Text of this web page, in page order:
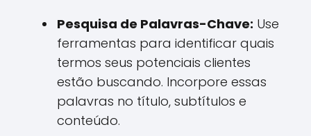
Pesquisa de Palavras-Chave: Use
ferramentas para identificar quais
termos seus potenciais clientes
estão buscando. Incorpore essas
palavras no título, subtítulos e
conteúdo.